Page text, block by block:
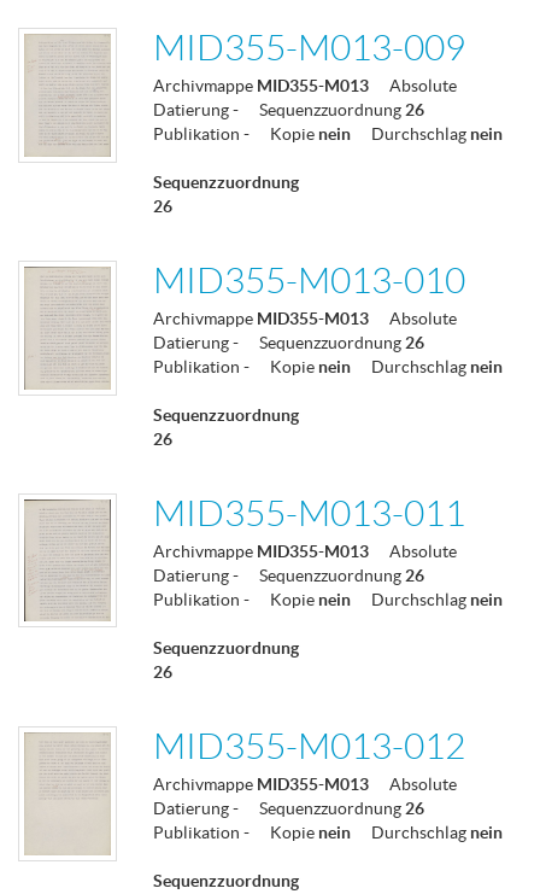
MID355-M013-009
Archivmappe MID355-M013
Absolute
Datierung- Sequenzzuordnung 26
Publikation - Kopie nein Durchschlag nein
Sequenzzuordnung
26
MID355-M013-010
Archivmappe MID355-M013
Absolute
Datierung- Sequenzzuordnung 26
Publikation - Kopie nein Durchschlag nein
Sequenzzuordnung
26
MID355-M013-011
Archivmappe MID355-M013
Absolute
Datierung- Sequenzzuordnung 26
Publikation - Kopie nein Durchschlag nein
Sequenzzuordnung
26
MID355-M013-012
Archivmappe MID355-M013
Absolute
Datierung- Sequenzzuordnung 26
Publikation - Kopie nein Durchschlag nein
Sequenzzuordnung